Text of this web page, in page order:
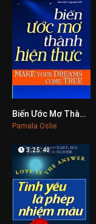
0
Biến Ước Mơ Thành Hiện Thực
Pamala Oslie
3:25:40